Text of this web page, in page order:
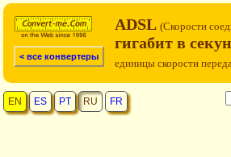
< все конвертеры
ADSL (Cкорости
гигабит в
единицы скорости
EN ES PT RU FR